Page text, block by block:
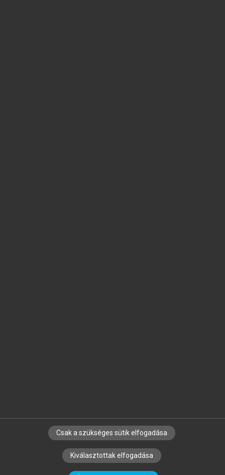
SZERZŐKNEK CÉGEKNEK KÖNYVTÁROSOKNAK
SZERKESZTÉSI ÉS LEKTORÁLÁSI ALAPELVEK
Csak a szükséges sütik elfogadása
Kiválasztottak elfogadása